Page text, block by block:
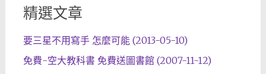
精選文章
要三星不用寫手 怎麼可能 (2013-05-10)
免費-空大教科書 免費送圖書館 (2007-11-12)